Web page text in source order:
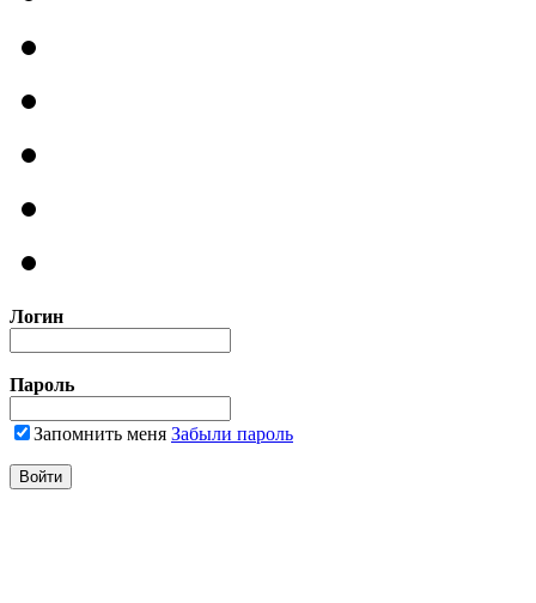
Логин
Пароль
Запомнить меня Забыли пароль